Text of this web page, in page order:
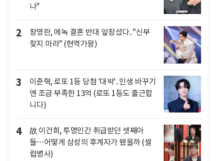
나"
2
장영란, 에녹 결혼 반대 앞장섰다.."신부
찾지 마라" (현역가왕)
3
이준혁, 로또 1등 당첨 '대박'..인생 바꾸기
엔 조금 부족한 13억 (로또 1등도 출근합
니다)
4
故 이건희, 투명인간 취급받던 셋째아
들…어떻게 삼성의 후계자가 됐을까 (셀
럽병사)